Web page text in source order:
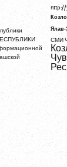
http://
Ялав-
СМИ